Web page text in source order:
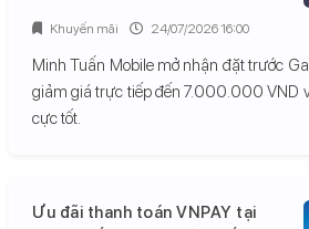
Minh Tuấn Mobile mở nhận đặt trước
giảm giá trực tiếp đến 7.000.000 VND
cực tốt.
Khuyến mãi 24/07/2026 16:00
Ưu đãi thanh toán VNPAY tại